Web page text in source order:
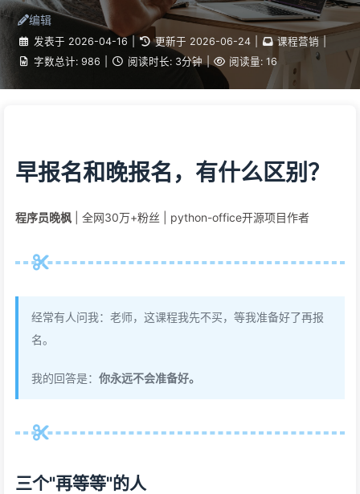
编辑
发表于 2026-04-16 更新于 2026-06-24 课程营销
字数总计: 986 阅读时长: 3分钟 | 阅读量: 16
早报名和晚报名，有什么区别？
程序员晚枫 | 全网30万+粉丝 | python-office开源项目作者
经常有人问我：老师，这课程我先不买，等我准备好了再报
名。
我的回答是： 你永远不会准备好。
三个"再等等"的人